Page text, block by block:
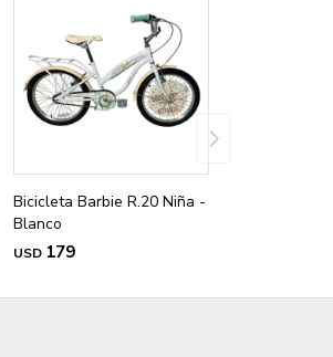
Bicicleta Barbie R.20 Niña -
Blanco
USD 179